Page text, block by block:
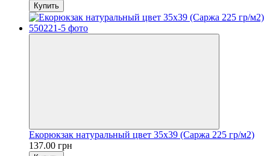
Купить
Екорюкзак натуральный цвет 35х39 (Саржа 225 гр/м2)
137.00 грн